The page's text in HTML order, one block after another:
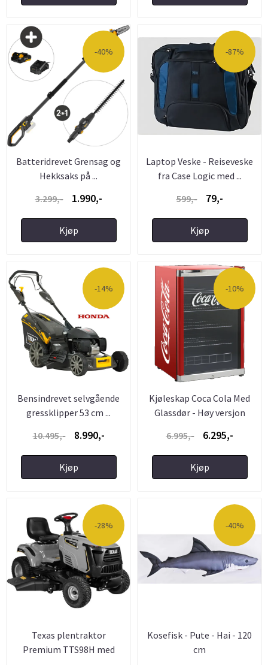
-40%
Batteridrevet Grensag og
Hekksaks på ...
3.299,-
1.990,-
Kjøp
-87%
Laptop Veske - Reiseveske
fra Case Logic med ...
599,-
79,-
Kjøp
-14%
Bensindrevet selvgående
gressklipper 53 cm ...
10.495,-
8.990,-
Kjøp
-10%
Kjøleskap Coca Cola Med
Glassdør - Høy versjon
6.995,-
6.295,-
Kjøp
-28%
Texas plentraktor
Premium TTS98H med
-40%
Kosefisk - Pute - Hai - 120
cm